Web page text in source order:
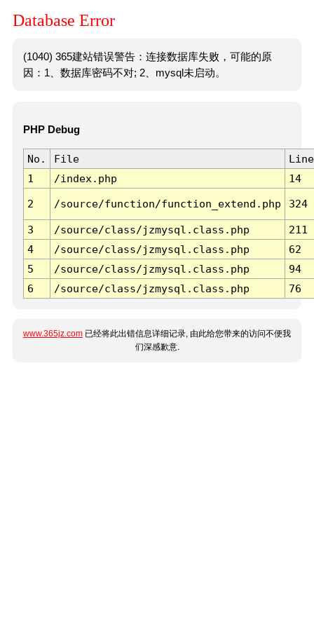
Database Error
(1040) 365建站错误警告：连接数据库失败，可能的原
因：1、数据库密码不对; 2、mysql未启动。
PHP Debug
No. File
Line
1
/index.php 14
2 /source/function/function_extend.php 324
3 /source/class/jzmysql.class.php
211
4
/source/class/jzmysql.class.php
62
5
/source/class/jzmysql.class.php
94
6
/source/class/jzmysql.class.php 76
www.365jz.com 已经将此出错信息详细记录, 由此给您带来的访问不便我
们深感歉意.